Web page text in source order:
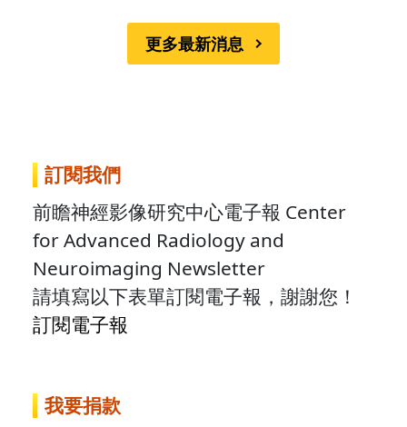
更多最新消息
訂閱我們
前瞻神經影像研究中心電子報 Center
for Advanced Radiology and
Neuroimaging Newsletter
請填寫以下表單訂閱電子報，謝謝您！
訂閱電子報
我要捐款